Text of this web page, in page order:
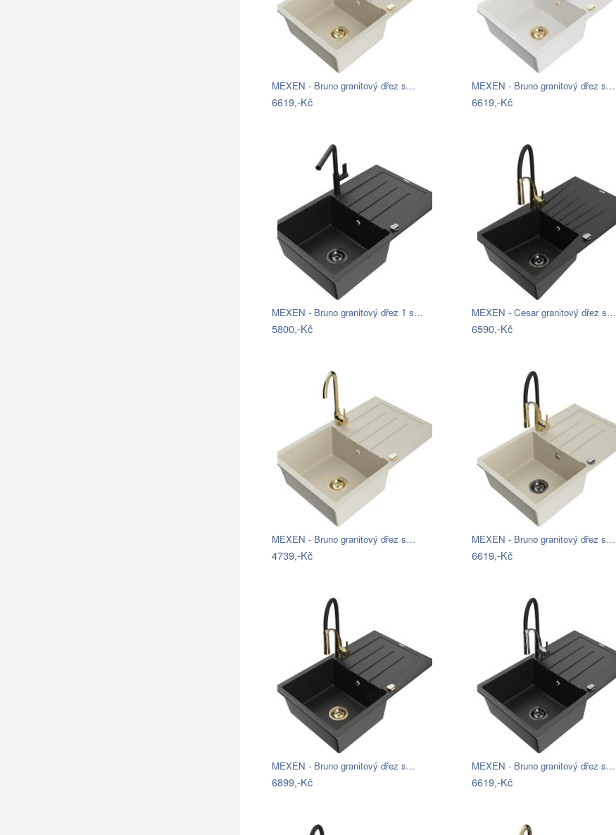
MEXEN - Bruno granitový dřez s…
6619,-Kč
MEXEN - Bruno granitový dřez s…
6619,-Kč
MEXEN - Bruno granitový dřez 1 s…
5800,-Kč
MEXEN - Cesar granitový dřez s…
6590,-Kč
MEXEN - Bruno granitový dřez s…
4739,-Kč
MEXEN - Bruno granitový dřez s…
6619,-Kč
MEXEN - Bruno granitový dřez s…
6899,-Kč
MEXEN - Bruno granitový dřez s…
6619,-Kč